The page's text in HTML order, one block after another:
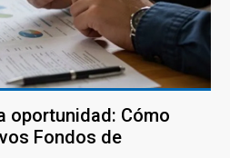
oportunidad: Cómo
Fondos de